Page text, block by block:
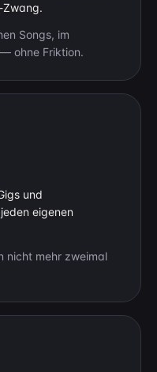
Zwang.
Songs, im
ohne Friktion.
und
eigenen
nicht mehr zweimal